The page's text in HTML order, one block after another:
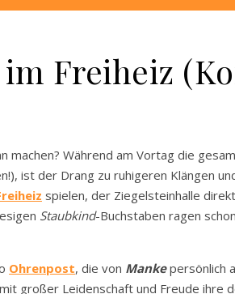
Freiheiz
machen? Während am Vortag die
ist der Drang zu ruhigeren Klängen
spielen, der Ziegelsteinhalle
Staubkind-Buchstaben ragen
Ohrenpost, die von Mankepersönlich
großer Leidenschaft und Freude ihre